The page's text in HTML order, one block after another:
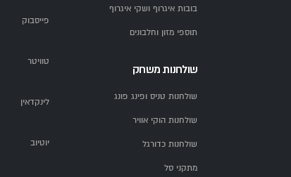
בובות איגרוף ושקי איגרוף
תוספי מזון וחלבונים
שולחנות משחק
שולחנות טניס ופינג פונג
שולחנות הוקי אוויר
שולחנות כדורגל
מתקני סל
פייסבוק
טוויטר
לינקדאין
יוטיוב